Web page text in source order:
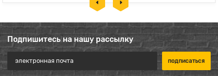
Подпишитесь на нашу рассылку